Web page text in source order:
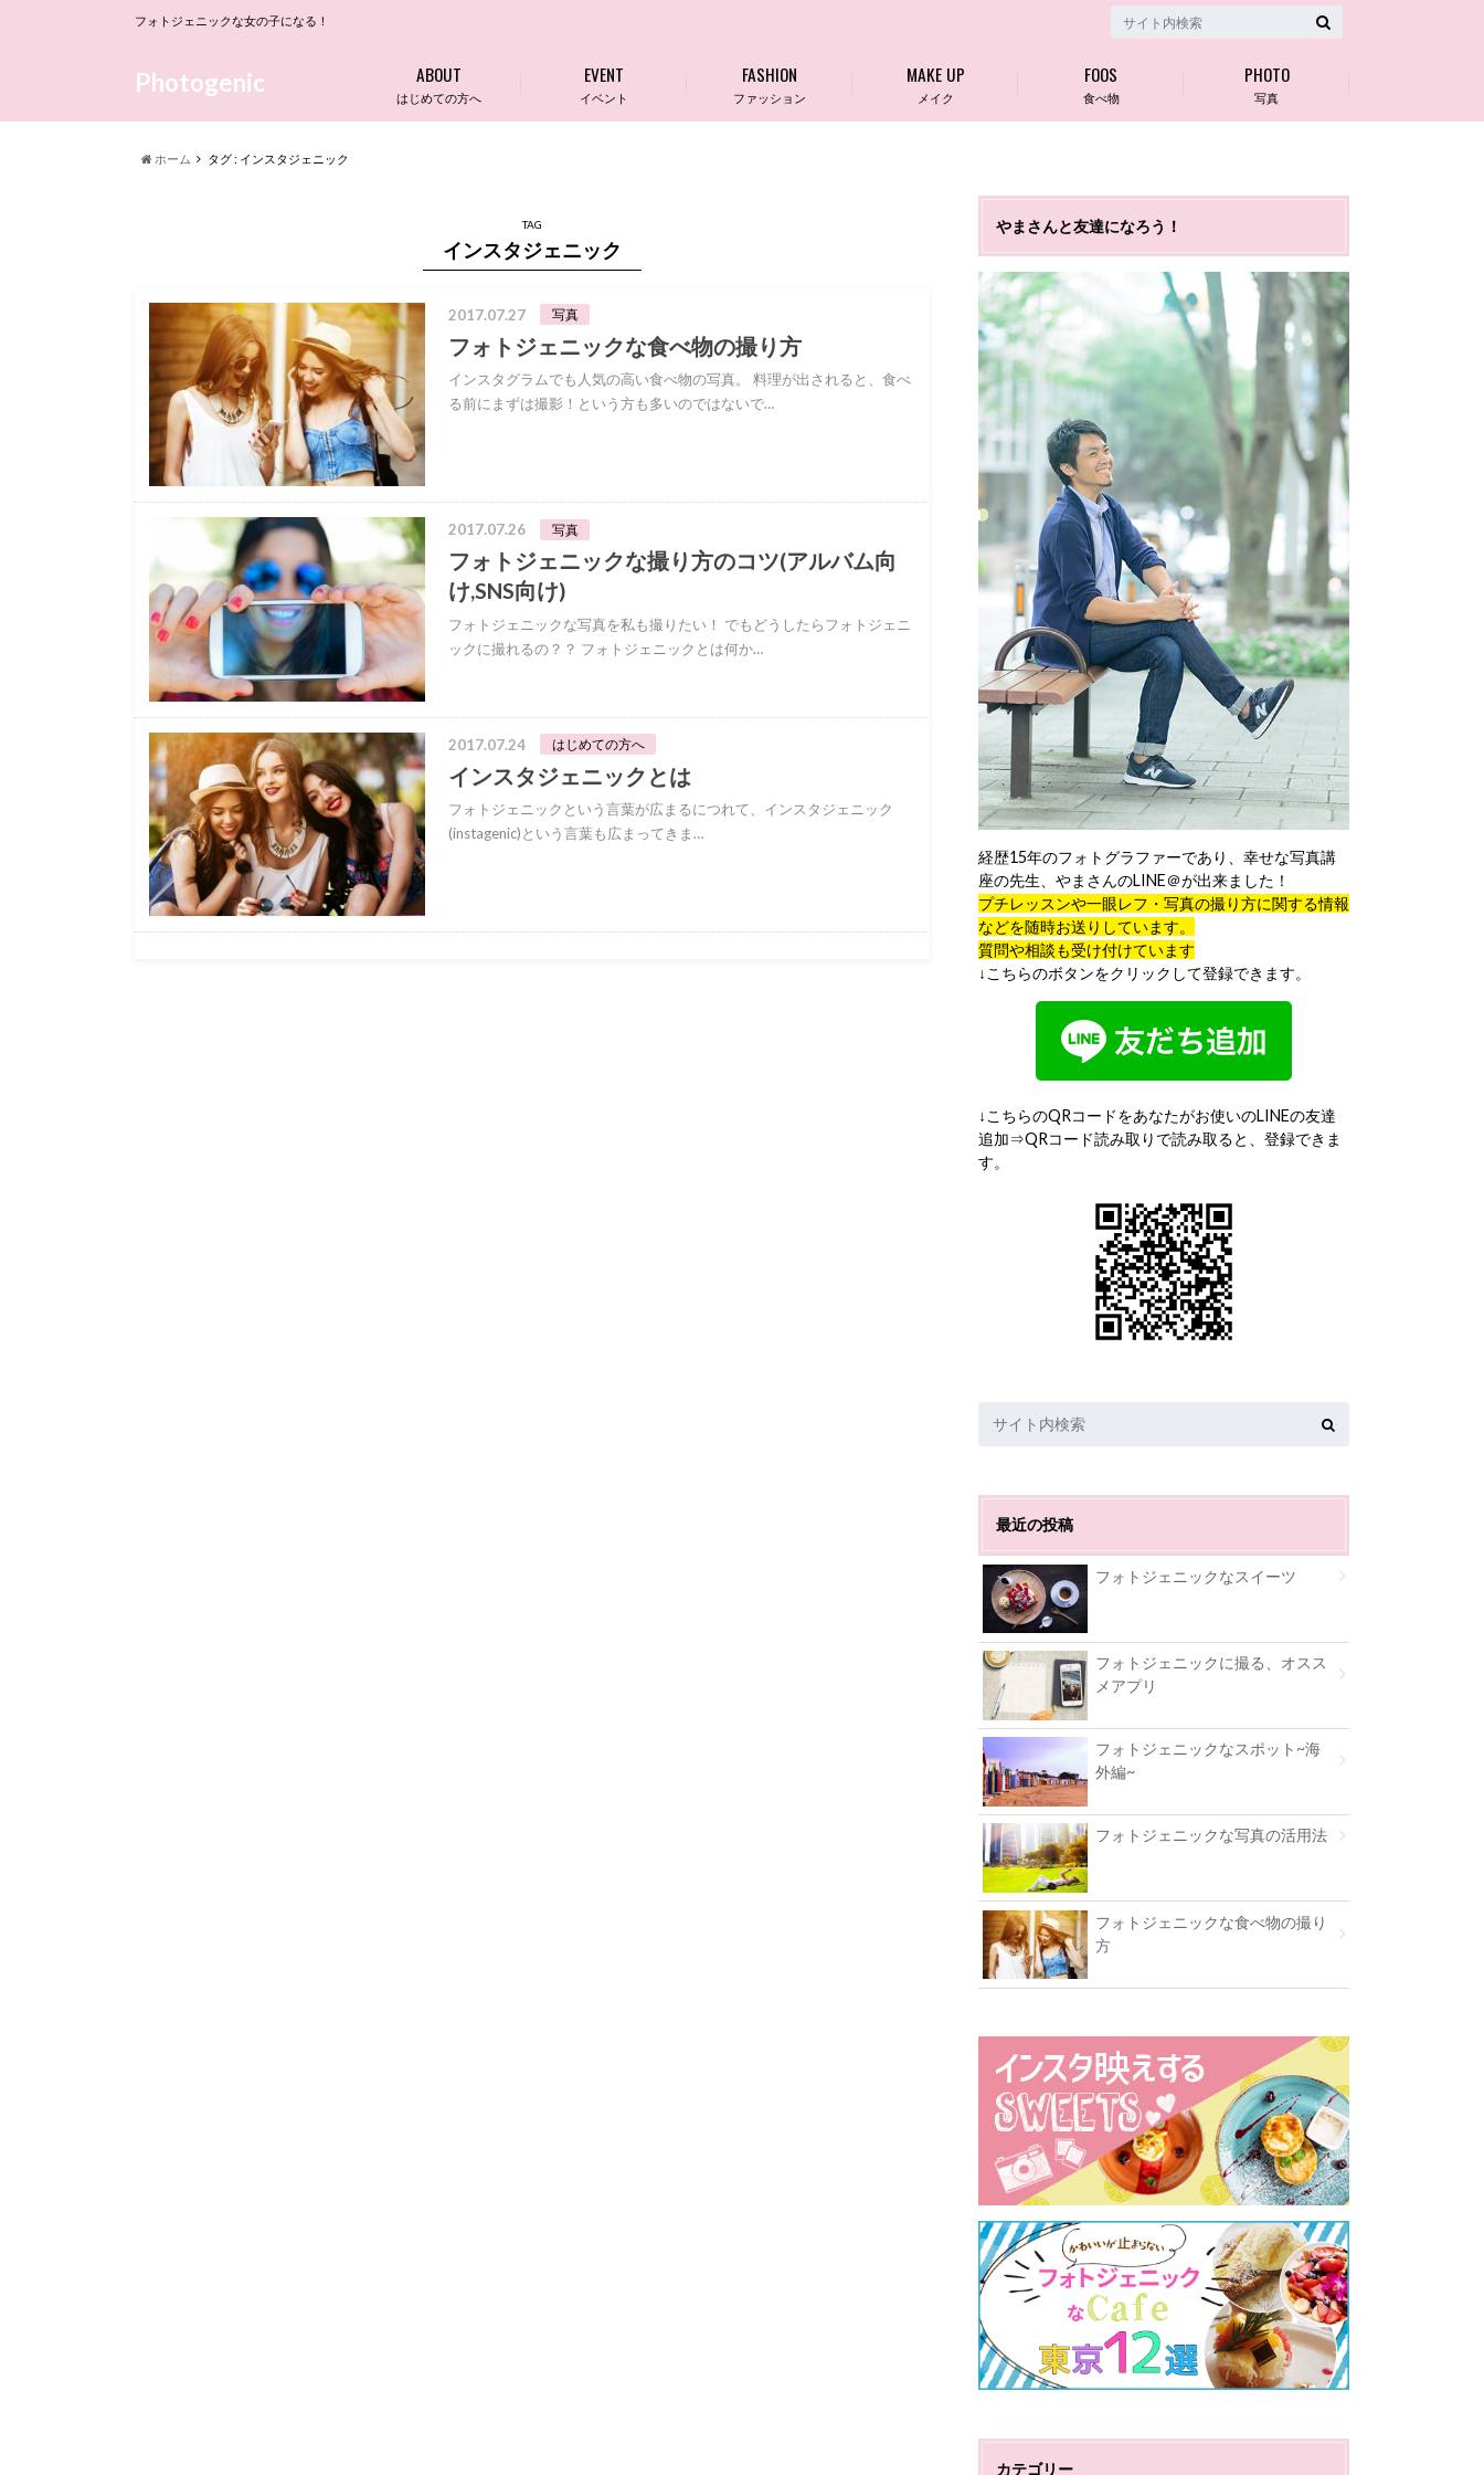
Photogenic
フォトジェニックな女の子になる！
はじめての方へ
ABOUT
イベント
EVENT
ファッション
FASHION
メイク
MAKE UP
食べ物
FOOS
写真
PHOTO
ホーム タグ : インスタジェニック
TAG
インスタジェニック
2017.07.27 写真
フォトジェニックな食べ物の撮り方
インスタグラムでも人気の高い食べ物の写真。 料理が出されると、食べ
る前にまずは撮影！という方も多いのではないで…
2017.07.26 写真
フォトジェニックな撮り方のコツ(アルバム向
け,SNS向け)
フォトジェニックな写真を私も撮りたい！ でもどうしたらフォトジェニ
ックに撮れるの？？ フォトジェニックとは何か…
2017.07.24 はじめての方へ
インスタジェニックとは
フォトジェニックという言葉が広まるにつれて、インスタジェニック
(instagenic)という言葉も広まってきま…
やまさんと友達になろう！
経歴15年のフォトグラファーであり、幸せな写真講
座の先生、やまさんのLINE＠が出来ました！
プチレッスンや一眼レフ・写真の撮り方に関する情報
などを随時お送りしています。
質問や相談も受け付けています
↓こちらのボタンをクリックして登録できます。
↓こちらのQRコードをあなたがお使いのLINEの友達
追加⇒QRコード読み取りで読み取ると、登録できま
す。
最近の投稿
フォトジェニックなスイーツ
フォトジェニックに撮る、オスス
メアプリ
フォトジェニックなスポット~海
外編~
フォトジェニックな写真の活用法
フォトジェニックな食べ物の撮り
方
カテゴリー